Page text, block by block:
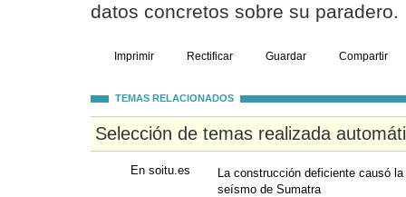
datos concretos sobre su paradero.
Imprimir Rectificar Guardar Compartir
TEMAS RELACIONADOS
Selección de temas realizada
En soitu.es
La construcción deficiente causó
seísmo de Sumatra